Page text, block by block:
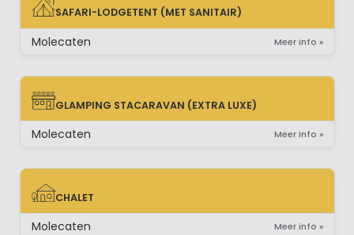
SAFARI-LODGETENT (MET SANITAIR)
SAFARI-LODGETENT (MET SANITAIR)
Molecaten Meer info »
GLAMPING STACARAVAN (EXTRA LUXE)
GLAMPING STACARAVAN (EXTRA LUXE)
Molecaten Meer info »
CHALET
CHALET
Molecaten Meer info »